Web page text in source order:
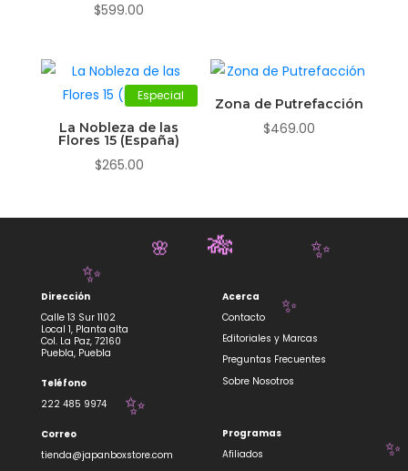
$599.00
Especial
La Nobleza de las
Flores 15 (España)
$265.00
Zona de Putrefacción
$469.00
Dirección
Calle 13 Sur 1102
Local 1, Planta alta
Col. La Paz, 72160
Puebla, Puebla
Teléfono
222 485 9974
Correo
tienda@japanboxstore.com
Acerca
Contacto
Editoriales y Marcas
Preguntas Frecuentes
Sobre Nosotros
Programas
Afiliados
✨
✨